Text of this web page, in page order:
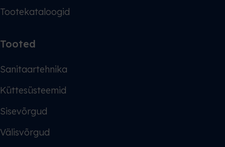
Tootekataloogid
Tooted
Sanitaartehnika
Küttesüsteemid
Sisevõrgud
Välisvõrgud